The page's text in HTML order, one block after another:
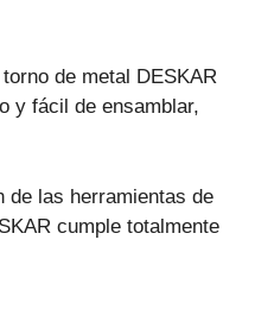
de metal DESKAR
y fácil de ensamblar,
de las herramientas de
cumple totalmente